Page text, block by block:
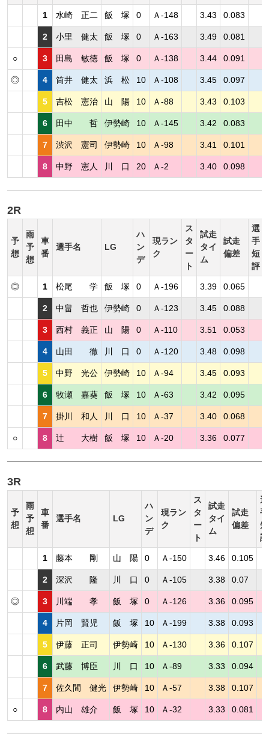
1 水崎 正二 飯 塚 0 Ａ-148 3.43 0.083
2 小里 健太 飯 塚 0 Ａ-163 3.49 0.081
○ 3 田島 敏徳 飯 塚 0 Ａ-138 3.44 0.091
◎ 4 筒井 健太 浜 松 10 Ａ-108 3.45 0.097
5 吉松 憲治 山 陽 10 Ａ-88 3.43 0.103
6 田中 哲 伊勢崎 10 Ａ-145 3.42 0.083
7 渋沢 憲司 伊勢崎 10 Ａ-98 3.41 0.101
8 中野 憲人 川 口 20 Ａ-2 3.40 0.098
2R
予
想
雨
予
想
車
番
選手名 LG
ハ
ン
デ
現ラン
ク
ス
タ
ー
ト
試走
タイ
ム
試走
偏差
選
手
短
評
◎ 1 松尾 学 飯 塚 0 Ａ-196 3.39 0.065
2 中畠 哲也 伊勢崎 0 Ａ-123 3.45 0.088
3 西村 義正 山 陽 0 Ａ-110 3.51 0.053
4 山田 徹 川 口 0 Ａ-120 3.48 0.098
5 中野 光公 伊勢崎 10 Ａ-94 3.45 0.093
6 牧瀬 嘉葵 飯 塚 10 Ａ-63 3.42 0.095
7 掛川 和人 川 口 10 Ａ-37 3.40 0.068
○ 8 辻 大樹 飯 塚 10 Ａ-20 3.36 0.077
3R
予
想
雨
予
想
車
番
選手名 LG
ハ
ン
デ
現ラン
ク
ス
タ
ー
ト
試走
タイ
ム
試走
偏差
選
手
短
評
1 藤本 剛 山 陽 0 Ａ-150 3.46 0.105
2 深沢 隆 川 口 0 Ａ-105 3.38 0.07
◎ 3 川端 孝 飯 塚 0 Ａ-126 3.36 0.095
4 片岡 賢児 飯 塚 10 Ａ-199 3.38 0.093
5 伊藤 正司 伊勢崎 10 Ａ-130 3.36 0.107
6 武藤 博臣 川 口 10 Ａ-89 3.33 0.094
7 佐久間 健光 伊勢崎 10 Ａ-57 3.38 0.107
○ 8 内山 雄介 飯 塚 10 Ａ-32 3.33 0.081